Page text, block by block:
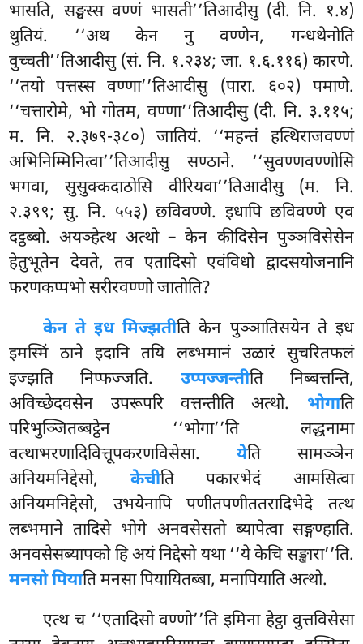
भासति, सङ्घस्स वण्णं भासती’’तिआदीसु (दी. नि. १.४)
थुतियं. ‘‘अथ केन नु वण्णेन, गन्धथेनोति
वुच्चती’’तिआदीसु (सं. नि. १.२३४; जा. १.६.११६) कारणे.
‘‘तयो पत्तस्स वण्णा’’तिआदीसु (पारा. ६०२) पमाणे.
‘‘चत्तारोमे, भो गोतम, वण्णा’’तिआदीसु (दी. नि. ३.११५;
म. नि. २.३७९-३८०) जातियं. ‘‘महन्तं हत्थिराजवण्णं
अभिनिम्मिनित्वा’’तिआदीसु सण्ठाने. ‘‘सुवण्णवण्णोसि
भगवा, सुसुक्कदाठोसि वीरियवा’’तिआदीसु (म. नि.
२.३९९; सु. नि. ५५३) छविवण्णे. इधापि छविवण्णे एव
दट्ठब्बो. अयञ्हेत्थ अत्थो – केन कीदिसेन पुञ्ञविसेसेन
हेतुभूतेन देवते, तव एतादिसो एवंविधो द्वादसयोजनानि
फरणकप्पभो सरीरवण्णो जातोति?
केन ते इध मिज्झतीति केन पुञ्ञातिसयेन ते इध
इमस्मिं ठाने इदानि तयि लब्भमानं उळारं सुचरितफलं
इज्झति निप्फज्जति. उप्पज्जन्तीति निब्बत्तन्ति,
अविच्छेदवसेन उपरूपरि वत्तन्तीति अत्थो. भोगाति
परिभुञ्जितब्बट्ठेन ‘‘भोगा’’ति लद्धनामा
वत्थाभरणादिवित्तूपकरणविसेसा. येति सामञ्ञेन
अनियमनिद्देसो, केचीति पकारभेदं आमसित्वा
अनियमनिद्देसो, उभयेनापि पणीतपणीततरादिभेदे तत्थ
लब्भमाने तादिसे भोगे अनवसेसतो ब्यापेत्वा सङ्गण्हाति.
अनवसेसब्यापको हि अयं निद्देसो यथा ‘‘येकेचि सङ्खारा’’ति.
मनसो पियाति मनसा पियायितब्बा, मनापियाति अत्थो.
एत्थ च ‘‘एतादिसो वण्णो’’ति इमिना हेट्ठा वुत्तविसेसा